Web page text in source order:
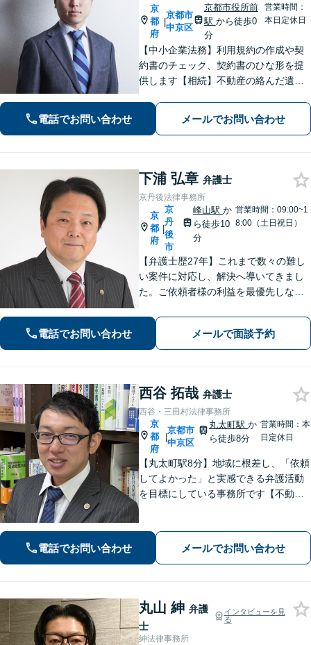
京
都
府
|
京都市
中京区
京都市役所前
駅 から徒歩0
分
営業時間：
本日定休日
【中小企業法務】利用規約の作成や契
約書のチェック、契約書のひな形を提
供します【相続】不動産の絡んだ遺産
動産トラブル】不動産業者と連携し、
ご希望を汲み取りながら解決を目指し
電話でお問い合わせ メールでお問い合わせ
下浦 弘章 弁護士
京丹後法律事務所
京
都
府
|
京
丹
後
市
峰山駅 か
ら徒歩10
分
営業時間：09:00~1
8:00（土日祝日）
【弁護士歴27年】これまで数々の難し
い案件に対応し、解決へ導いてきまし
た。ご依頼者様の利益を最優先しなが
う、柔軟かつ粘り強い姿勢で問題解決
に取り組みます。【峰山駅から徒歩圏
内】【兵庫県北部エリアも対応】
電話でお問い合わせ メールで面談予約
西谷 拓哉 弁護士
西谷・三田村法律事務所
京
都
府
|
京都市
中京区
丸太町駅か
ら徒歩8分
営業時間：本
日定休日
【丸太町駅8分】地域に根差し、「依頼
してよかった」と実感できる弁護活動
を目標にしている事務所です【不動
続・遺言】相談者さまに寄り添い、円
滑な相続を目指します
電話でお問い合わせ メールでお問い合わせ
丸山 紳 弁護
士
インタビューを見
る
紳法律事務所